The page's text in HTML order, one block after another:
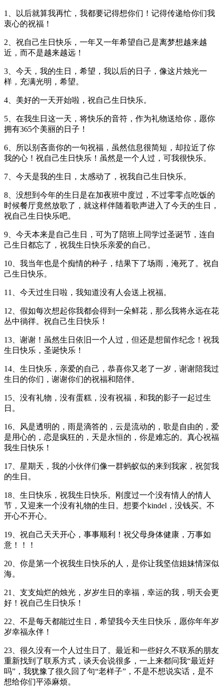
1、以后就算我再忙，我都要记得想你们！记得传递给你们我
衷心的祝福！
2、祝自己生日快乐，一年又一年希望自己是离梦想越来越
近，而不是越来越远！
3、今天，我的生日，希望，我以后的日子，像这片烛光一
样，充满光明，希望。
4、美好的一天开始啦，祝自己生日快乐。
5、在我生日这一天，将快乐的音符，作为礼物送给你，愿你
拥有365个美丽的日子！
6、所以别吝啬你的一句祝福，虽然信息很简短，却拉近了你
我的心！祝自己生日快乐！虽然是一个人过，可我很快乐。
7、今天是我的生日，太感动了，祝我自己生日快乐。
8、没想到今年的生日是在加夜班中度过，不过零零点吃饭的
时候餐厅竟然放歌了，就这样伴随着歌声进入了今天的生日，
祝自己生日快乐吧。
9、今天本来是自己生日，可为了陪班上同学过圣诞节，连自
己生日都忘了，祝我生日快乐亲爱的自己。
10、我当年也是个痴情的种子，结果下了场雨，淹死了。祝自
己生日快乐。
11、今天过生日啦，我知道没有人会送上祝福。
12、假如每次想起你我都会得到一朵鲜花，那么我将永远在花
丛中徜徉。祝自己生日快乐！
13、谢谢！虽然生日依旧一个人过，但还是想留作纪念！祝我
生日快乐，圣诞快乐！
14、生日快乐，亲爱的自己，恭喜你又老了一岁，谢谢陪我过
生日的你们，谢谢你们的祝福和陪伴。
15、没有礼物，没有蛋糕，没有祝福，和我的影子一起过生
日。
16、风是透明的，雨是滴答的，云是流动的，歌是自由的，爱
是用心的，恋是疯狂的，天是永恒的，你是难忘的。真心祝福
我生日快乐！
17、星期天，我的小伙伴们像一群蚂蚁似的来到我家，祝贺我
的生日。
18、生日快乐，祝我生日快乐。刚度过一个没有情人的情人
节，又迎来一个没有礼物的生日。想要个kindel，没钱买。不
开心不开心。
19、祝自己天天开心，事事顺利！祝父母身体健康，万事如
意！！！
20、你是第一个祝我生日快乐的人，是你让我坚信姐妹情深似
海。
21、支支灿烂的烛光，岁岁生日的幸福，幸运的我，明天会更
好！祝自己生日快乐！
22、不是每天都能过生日，希望我今天生日快乐，愿你年年岁
岁幸福永伴！
23、很久没有一个人过生日了。最近和一些好久不联系的朋友
重新找到了联系方式，谈天会说很多，一上来都问我“最近好
吗”，我犹豫了很久回了句“老样子”，不是不想说实话，是不
想给你们平添麻烦。